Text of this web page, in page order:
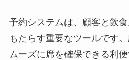
予約システムは、顧客と飲
もたらす重要なツールです
ムーズに席を確保できる利